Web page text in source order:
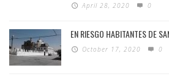
April 28, 2020 0
EN RIESGO HABITANTES DE
October 17, 2020 0